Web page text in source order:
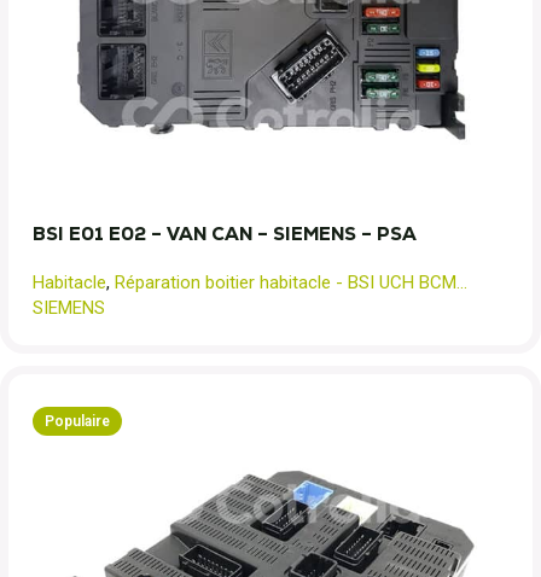
BSI E01 E02 – VAN CAN – SIEMENS – PSA
Habitacle, Réparation boitier habitacle - BSI UCH BCM...
SIEMENS
Populaire